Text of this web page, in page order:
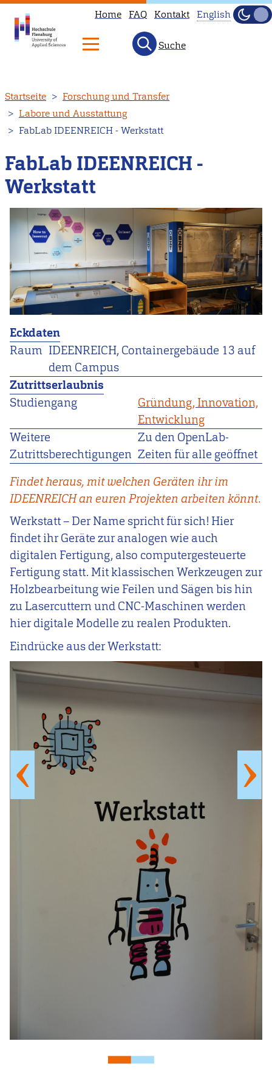
zum
Inhalt
Home FAQ Kontakt
English
main
page
instead.
English
Hell
Suche
Startseite
Forschung und Transfer
Labore und Ausstattung
FabLab IDEENREICH - Werkstatt
FabLab IDEENREICH -
Werkstatt
Eckdaten
Raum IDEENREICH, Containergebäude 13 auf
dem Campus
Zutrittserlaubnis
Studiengang
Gründung, Innovation,
Entwicklung
Weitere
Zutrittsberechtigungen
Zu den OpenLab-
Zeiten für alle geöffnet
Findet heraus, mit welchen Geräten ihr im
IDEENREICH an euren Projekten arbeiten könnt.
Werkstatt – Der Name spricht für sich! Hier
findet ihr Geräte zur analogen wie auch
digitalen Fertigung, also computergesteuerte
Fertigung statt. Mit klassischen Werkzeugen zur
Holzbearbeitung wie Feilen und Sägen bis hin
zu Lasercuttern und CNC-Maschinen werden
hier digitale Modelle zu realen Produkten.
Eindrücke aus der Werkstatt: